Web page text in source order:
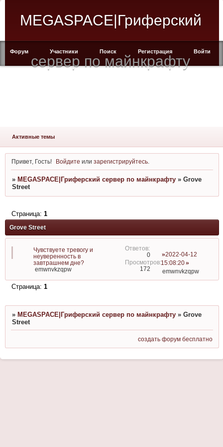
MEGASPACE|Гриферский
сервер по майнкрафту
Форум Участники Поиск Регистрация Войти
Активные темы
Привет, Гость! Войдите илизарегистрируйтесь
» MEGASPACE|Гриферский сервер по майнкрафту » Grove
Street
Grove Street
Страница: 1
Чувствуете тревогу и
неуверенность в
завтрашнем дне?
emwnvkzqpw
0
172
2022-04-12
15:08:20
emwnvkzqpw
Страница: 1
» MEGASPACE|Гриферский сервер по майнкрафту » Grove
Street
создать форум бесплатно